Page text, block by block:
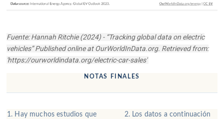
Fuente: Hannah Ritchie (2024) - “Tracking global data on electric
vehicles” Published online at OurWorldInData.org. Retrieved from:
'https://ourworldindata.org/electric-car-sales'
NOTAS FINALES
Hay muchos estudios que
Los datos a continuación